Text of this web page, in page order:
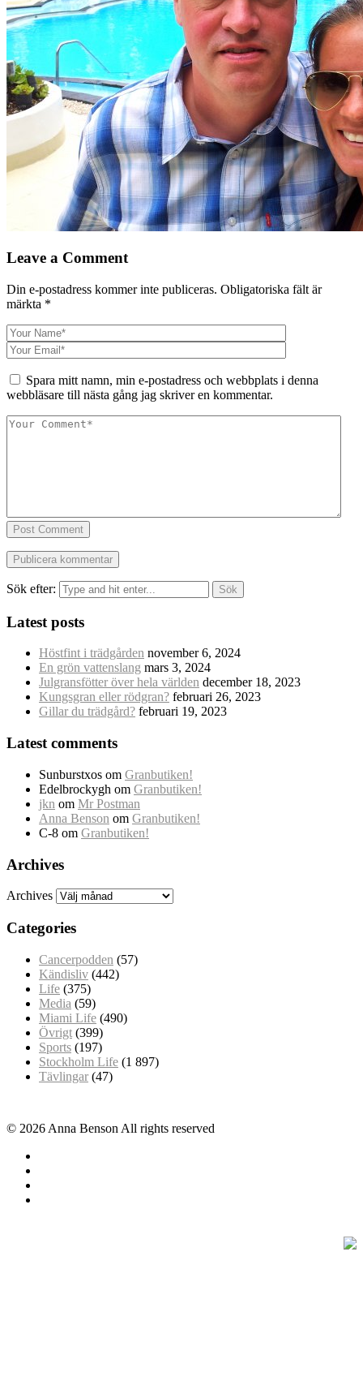
Leave a Comment
Din e-postadress kommer inte publiceras. Obligatoriska fält är
märkta *
Spara mitt namn, min e-postadress och webbplats i denna
webbläsare till nästa gång jag skriver en kommentar.
Post Comment
Sök efter:
Latest posts
Höstfint i trädgården november 6, 2024
En grön vattenslang mars 3, 2024
Julgransfötter över hela världen december 18, 2023
Kungsgran eller rödgran? februari 26, 2023
Gillar du trädgård? februari 19, 2023
Latest comments
Sunburstxos om Granbutiken!
Edelbrockygh om Granbutiken!
jkn om Mr Postman
Anna Benson om Granbutiken!
C-8 om Granbutiken!
Archives
Archives
Categories
Cancerpodden (57)
Kändisliv (442)
Life (375)
Media (59)
Miami Life (490)
Övrigt (399)
Sports (197)
Stockholm Life (1 897)
Tävlingar (47)
© 2026 Anna Benson All rights reserved